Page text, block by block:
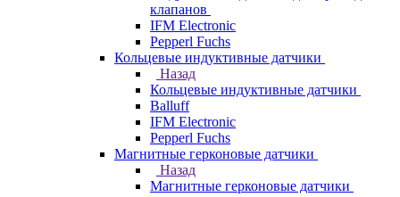
клапанов
IFM Electronic
Pepperl Fuchs
Кольцевые индуктивные датчики
Назад
Кольцевые индуктивные датчики
Balluff
IFM Electronic
Pepperl Fuchs
Магнитные герконовые датчики
Назад
Магнитные герконовые датчики